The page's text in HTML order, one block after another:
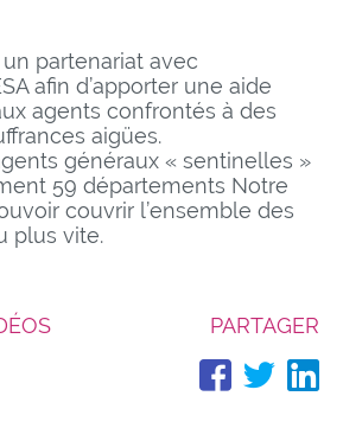
partenariat avec
afin d’apporter une aide
agents confrontés à des
aigües.
généraux « sentinelles »
59 départements Notre
couvrir l’ensemble des
plus vite.
PARTAGER